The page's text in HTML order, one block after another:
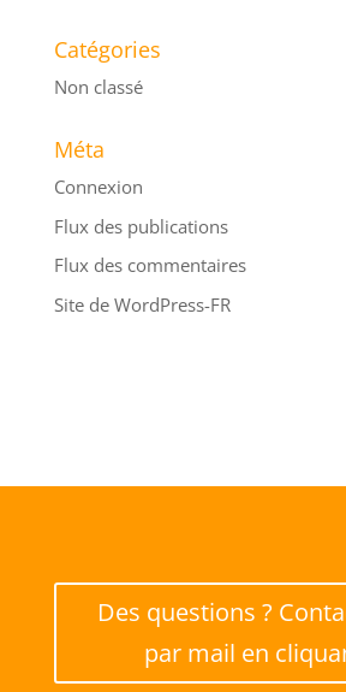
Catégories
Non classé
Méta
Connexion
Flux des publications
Flux des commentaires
Site de WordPress-FR
Des questions ?
par mail en